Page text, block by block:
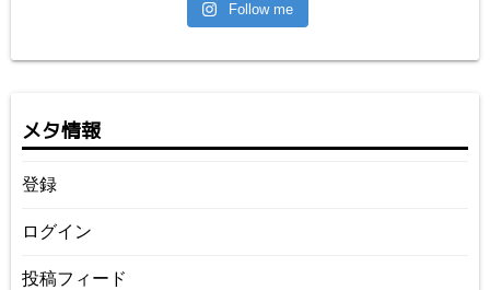
Follow me
メタ情報
登録
ログイン
投稿フィード